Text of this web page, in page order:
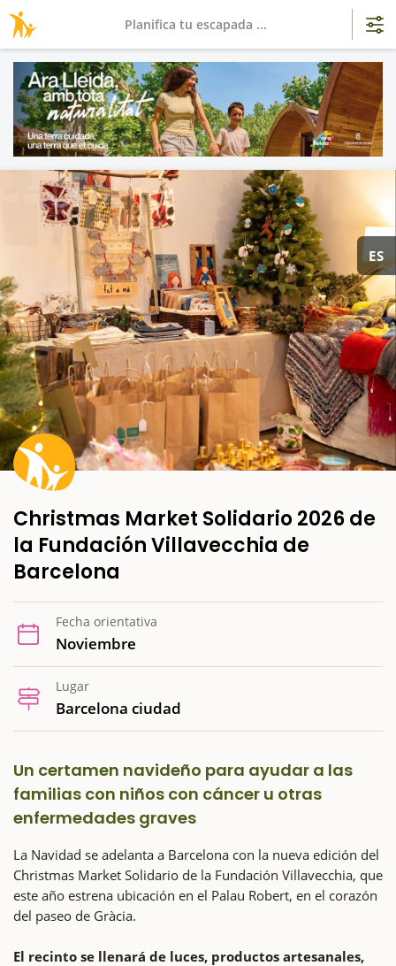
ES
Christmas Market Solidario 2026 de
la Fundación Villavecchia de
Barcelona
Fecha orientativa
Noviembre
Lugar
Barcelona ciudad
Un certamen navideño para ayudar a las
familias con niños con cáncer u otras
enfermedades graves
La Navidad se adelanta a Barcelona con la nueva edición del
Christmas Market Solidario de la Fundación Villavecchia, que
este año estrena ubicación en el Palau Robert, en el corazón
del paseo de Gràcia.
El recinto se llenará de luces, productos artesanales,
Planifica tu escapada ...